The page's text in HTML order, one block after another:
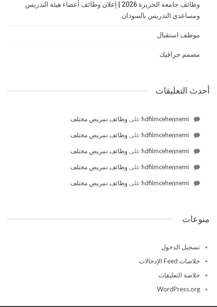
وظائف جامعة الجزيرة 2026 | إعلان وظائف أعضاء هيئة التدريس
ومساعدي التدريس بالسودان
موظف استقبال
مصمم جرافيك
أحدث التعليقات
hdfilmcehennemi على وظائف تمريض مختلف
hdfilmcehennemi على وظائف تمريض مختلف
hdfilmcehennemi على وظائف تمريض مختلف
hdfilmcehennemi على وظائف تمريض مختلف
hdfilmcehennemi على وظائف تمريض مختلف
منوعات
تسجيل الدخول
خلاصات Feed الإدخالات
خلاصة التعليقات
WordPress.org